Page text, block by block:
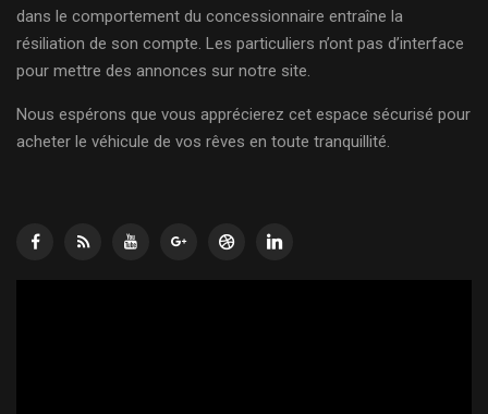
dans le comportement du concessionnaire entraîne la
résiliation de son compte. Les particuliers n’ont pas d’interface
pour mettre des annonces sur notre site.
Nous espérons que vous apprécierez cet espace sécurisé pour
acheter le véhicule de vos rêves en toute tranquillité.